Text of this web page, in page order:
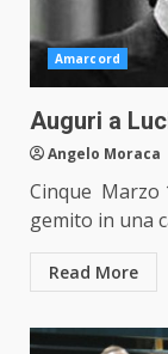
Amarcord
Auguri a
Angelo Moraca
Cinque Marzo
gemito in una
Read More